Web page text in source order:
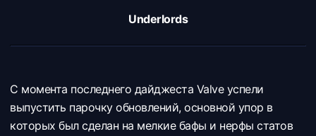
Underlords
С момента последнего дайджеста Valve успели
выпустить парочку обновлений, основной упор в
которых был сделан на мелкие бафы и нерфы статов